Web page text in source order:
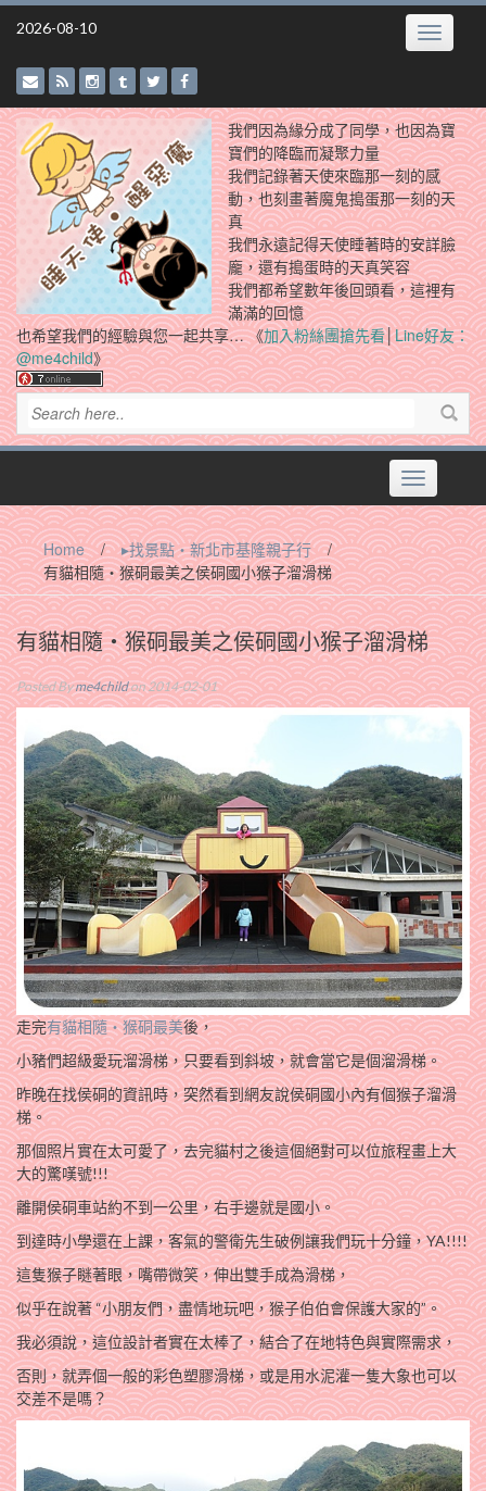
Skip
2026-08-10 Toggle
我們因為緣分成了同學，也因為寶
寶們的降臨而凝聚力量
我們記錄著天使來臨那一刻的感
動，也刻畫著魔鬼搗蛋那一刻的天
真
我們永遠記得天使睡著時的安詳臉
龐，還有搗蛋時的天真笑容
我們都希望數年後回頭看，這裡有
滿滿的回憶
也希望我們的經驗與您一起共享… 《加入粉絲團搶先看│Line好友：
@me4child》
Toggle
navigation
Home / ▸找景點‧新北市基隆親子行
/
有貓相隨‧猴硐最美之侯硐國小猴子溜滑梯
有貓相隨‧猴硐最美之侯硐國小猴子溜滑梯
Posted Byme4childon 2014-02-01
走完有貓相隨‧猴硐最美後，
小豬們超級愛玩溜滑梯，只要看到斜坡，就會當它是個溜滑梯。
昨晚在找侯硐的資訊時，突然看到網友說侯硐國小內有個猴子溜滑
梯。
那個照片實在太可愛了，去完貓村之後這個絕對可以位旅程畫上大
大的驚嘆號!!!
離開侯硐車站約不到一公里，右手邊就是國小。
到達時小學還在上課，客氣的警衛先生破例讓我們玩十分鐘，YA!!!!
這隻猴子瞇著眼，嘴帶微笑，伸出雙手成為滑梯，
似乎在說著 “小朋友們，盡情地玩吧，猴子伯伯會保護大家的”。
我必須說，這位設計者實在太棒了，結合了在地特色與實際需求，
否則，就弄個一般的彩色塑膠滑梯，或是用水泥灌一隻大象也可以
交差不是嗎？